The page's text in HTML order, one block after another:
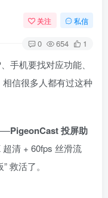
关注 私信
0 654 1
手机要找对应功能、
信很多人都有过这种
PigeonCast 投屏助
超清 + 60fps 丝滑流
救活了。